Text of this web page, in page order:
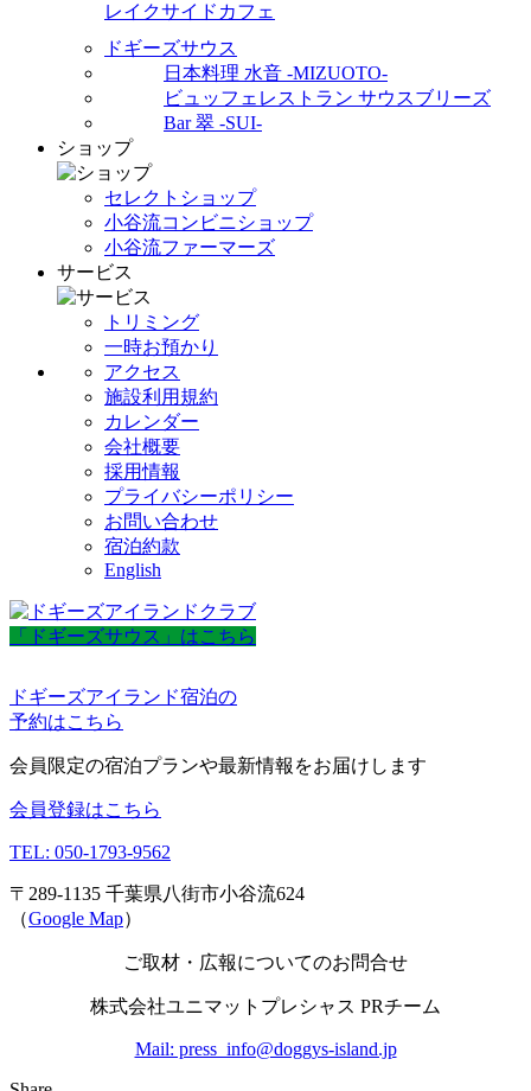
レイクサイドカフェ
ドギーズサウス
日本料理 水音 -MIZUOTO-
ビュッフェレストラン サウスブリーズ
Bar 翠 -SUI-
ショップ
セレクトショップ
小谷流コンビニショップ
小谷流ファーマーズ
サービス
トリミング
一時お預かり
アクセス
施設利用規約
カレンダー
会社概要
採用情報
プライバシーポリシー
お問い合わせ
宿泊約款
English
「ドギーズサウス」はこちら
ドギーズアイランド宿泊の
予約はこちら
会員限定の宿泊プランや最新情報をお届けします
会員登録はこちら
TEL: 050-1793-9562
〒289-1135 千葉県八街市小谷流624
（Google Map）
ご取材・広報についてのお問合せ
株式会社ユニマットプレシャス PRチーム
Mail: press_info@doggys-island.jp